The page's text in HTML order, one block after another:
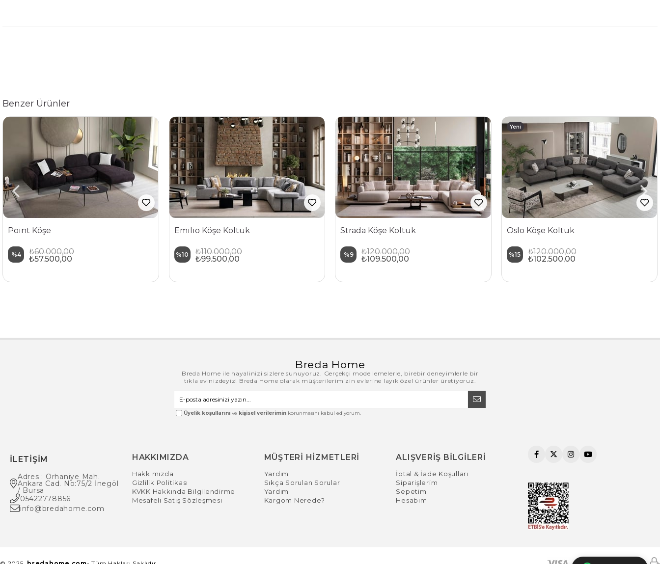
Benzer Ürünler
Point Köşe
%4 ₺57.500,00
₺60.000,00
Emilio Köşe Koltuk
%10 ₺99.500,00
₺110.000,00
Strada Köşe Koltuk
%9 ₺109.500,00
₺120.000,00
Oslo Köşe Koltuk
%15 ₺102.500,00
₺120.000,00
Yeni
Breda Home
Breda Home ile hayalinizi sizlere sunuyoruz. Gerçekçi modellemelerle, birebir deneyimlerle bir
tıkla evinizdeyiz! Breda Home olarak müşterilerimizin evlerine layık özel ürünler üretiyoruz.
Üyelik koşullarını ve kişisel verilerimin korunmasını kabul ediyorum.
İLETİŞİM
Adres : Orhaniye Mah.
Ankara Cad. No:75/2 İnegöl
/ Bursa
05422778856
info@bredahome.com
HAKKIMIZDA
Hakkımızda
Gizlilik Politikası
KVKK Hakkında Bilgilendirme
Mesafeli Satış Sözleşmesi
MÜŞTERİ HİZMETLERİ
Yardım
Sıkça Sorulan Sorular
Yardım
Kargom Nerede?
ALIŞVERİŞ BİLGİLERİ
İptal & İade Koşulları
Siparişlerim
Sepetim
Hesabım
Çerez Kullanımı
Sizlere en iyi alışveriş deneyimini sunabilmek adına sitemizde
çerezler(cookies) kullanmaktayız. Detaylı bilgi için